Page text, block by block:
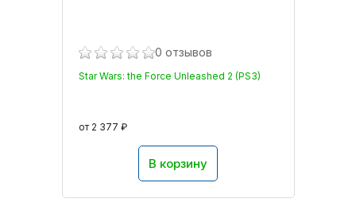
0 отзывов
Star Wars: the Force Unleashed 2 (PS3)
от 2 377 ₽
В корзину